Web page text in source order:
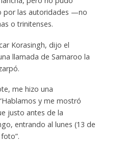
por las autoridades —no
o trinitenses.
Korasingh, dijo el
llamada de Samaroo la
me hizo una
y me mostró
justo antes de la
entrando al lunes (13 de